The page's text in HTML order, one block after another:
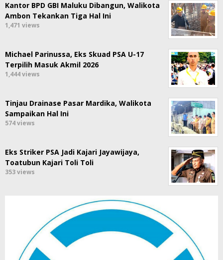
Kantor BPD GBI Maluku Dibangun, Walikota
Ambon Tekankan Tiga Hal Ini
1,471 views
Michael Parinussa, Eks Skuad PSA U-17
Terpilih Masuk Akmil 2026
1,444 views
Tinjau Drainase Pasar Mardika, Walikota
Sampaikan Hal Ini
574 views
Eks Striker PSA Jadi Kajari Jayawijaya,
Toatubun Kajari Toli Toli
353 views